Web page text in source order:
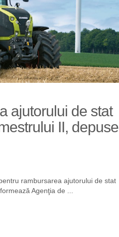
ajutorului de stat
II, depuse
rambursarea ajutorului de stat
Agenţia de ...